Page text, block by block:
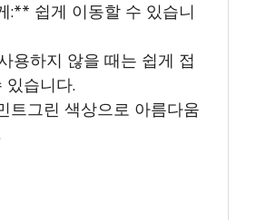
:** 쉽게 이동할 수 있습니
용하지 않을 때는 쉽게 접
있습니다.
트그린 색상으로 아름다움